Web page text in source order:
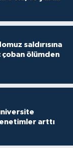
saldırısına
ölümden
arttı